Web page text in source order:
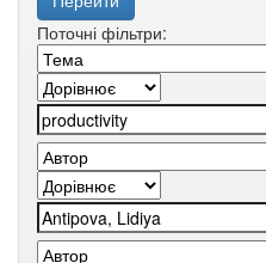
Поточні фільтри: